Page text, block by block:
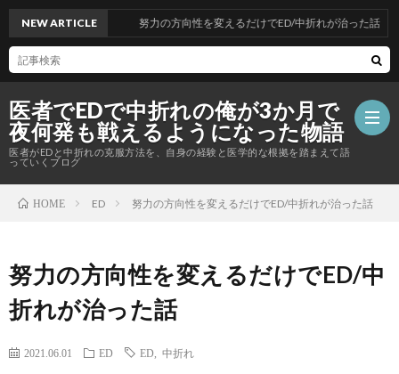
医者でEDで中折れの俺が3か月で
夜何発も戦えるようになった物語
医者がEDと中折れの克服方法を、自身の経験と医学的な根拠を踏まえて語
っていくブログ
己
記
NEW ARTICLE 努力の方向性を変えるだけでED/中折れが治った話
HOME ED 努力の方向性を変えるだけでED/中折れが治った話
努力の方向性を変えるだけでED/中
折れが治った話
2021.06.01 ED ED 中折れ